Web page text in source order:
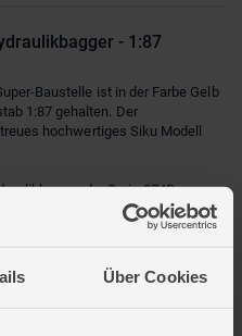
Über Cookies
- 1:87
Baustelle ist in der Farbe Gelb
1:87 gehalten. Der
hochwertiges Siku Modell
der Serie 974B von
fast komplett aus Metall
originalgetreu bedruckt.
Kleinarbeit erstellte Bagger
auch für Liebhaber. Natürlich